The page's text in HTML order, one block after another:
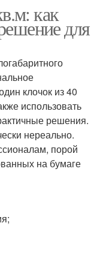
как
для
клочок из 40
использовать
решения.
нереально.
порой
на бумаге